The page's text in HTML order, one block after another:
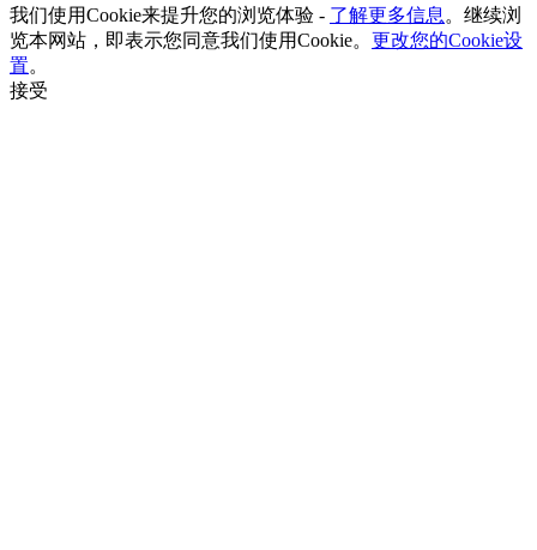
我们使用Cookie来提升您的浏览体验 - 了解更多信息 。继续浏
览本网站，即表示您同意我们使用Cookie。 更改您的Cookie设
置。
接受